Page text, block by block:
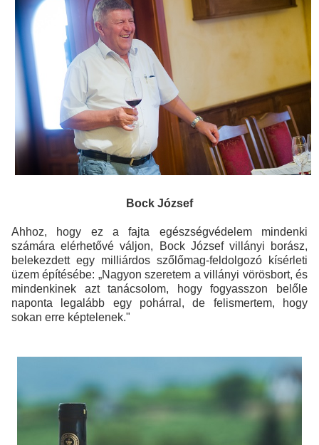
Bock József
Ahhoz, hogy ez a fajta egészségvédelem mindenki
számára elérhetővé váljon, Bock József villányi borász,
belekezdett egy milliárdos szőlőmag-feldolgozó kísérleti
üzem építésébe: „Nagyon szeretem a villányi vörösbort, és
mindenkinek azt tanácsolom, hogy fogyasszon belőle
naponta legalább egy pohárral, de felismertem, hogy
sokan erre képtelenek."